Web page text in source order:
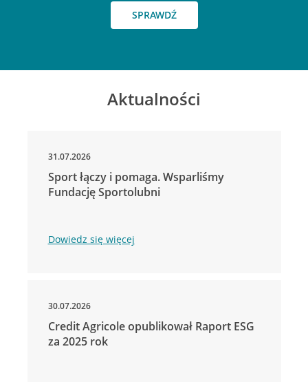
SPRAWDŹ
Aktualności
31.07.2026
Sport łączy i pomaga. Wsparliśmy
Fundację Sportolubni
Dowiedz się więcej
30.07.2026
Credit Agricole opublikował Raport ESG
za 2025 rok